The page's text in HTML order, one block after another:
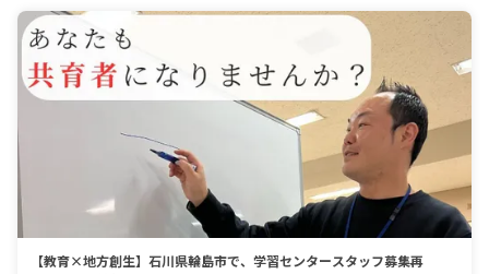
【教育×地方創生】石川県輪島市で、学習センタースタッフ募集再